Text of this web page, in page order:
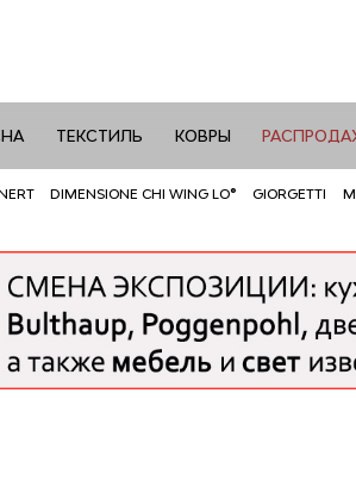
ТЕКСТИЛЬ КОВРЫ
DIMENSIONE CHI WING LO® GIORGETTI